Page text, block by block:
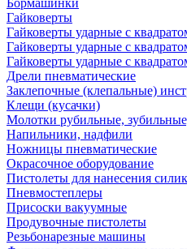
Бормашинки
Гайковерты
Гайковерты ударные с
Гайковерты ударные с
Гайковерты ударные с
Дрели пневматические
Заклепочные (клепальные)
Клещи (кусачки)
Молотки рубильные,
Напильники, надфили
Ножницы пневматические
Окрасочное оборудование
Пистолеты для нанесения
Пневмостеплеры
Присоски вакуумные
Продувочные пистолеты
Резьбонарезные машины